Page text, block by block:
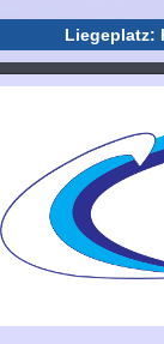
Liegeplatz: